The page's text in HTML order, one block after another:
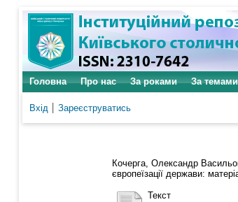
Головна Про нас За роками За темами
Вхід Зареєструватись
Кочерга, Олександр
європеїзації держави:
Текст